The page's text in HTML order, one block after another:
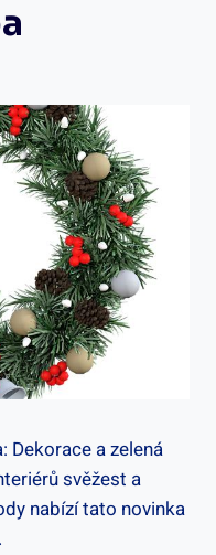
Dekorace a zelená
svěžest a
nabízí tato novinka